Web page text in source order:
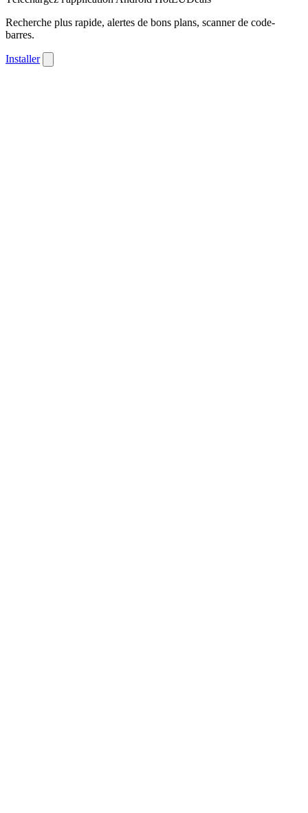
Recherche plus rapide, alertes de bons plans, scanner de code-
barres.
Installer